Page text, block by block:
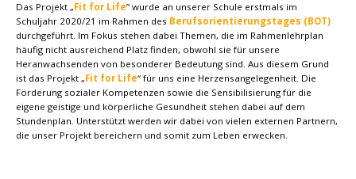
Das Projekt „Fit for Life” wurde an unserer Schule erstmals im
Schuljahr 2020/21 im Rahmen des Berufsorientierungstages (BOT)
durchgeführt. Im Fokus stehen dabei Themen, die im Rahmenlehrplan
häufig nicht ausreichend Platz finden, obwohl sie für unsere
Heranwachsenden von besonderer Bedeutung sind. Aus diesem Grund
ist das Projekt „Fit for Life“ für uns eine Herzensangelegenheit. Die
Förderung sozialer Kompetenzen sowie die Sensibilisierung für die
eigene geistige und körperliche Gesundheit stehen dabei auf dem
Stundenplan. Unterstützt werden wir dabei von vielen externen Partnern,
die unser Projekt bereichern und somit zum Leben erwecken.